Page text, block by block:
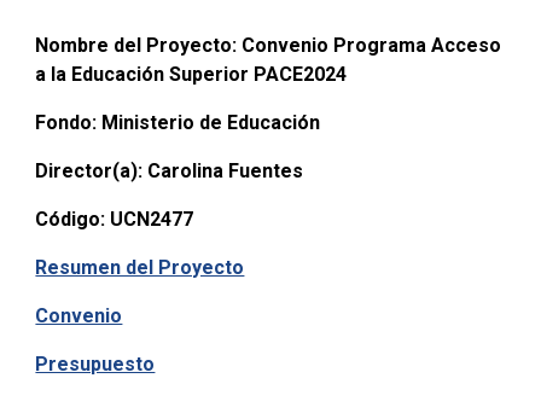
Nombre del Proyecto: Convenio Programa Acceso
a la Educación Superior PACE2024
Fondo: Ministerio de Educación
Director(a): Carolina Fuentes
Código: UCN2477
Resumen del Proyecto
Convenio
Presupuesto